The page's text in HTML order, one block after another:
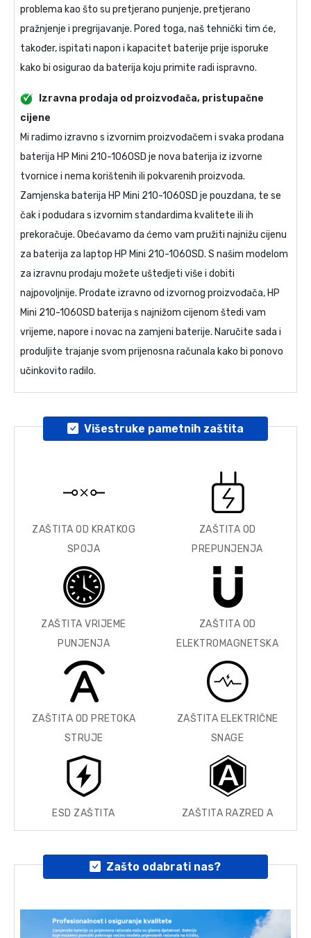
problema kao što su pretjerano punjenje, pretjerano
pražnjenje i pregrijavanje. Pored toga, naš tehnički tim će,
također, ispitati napon i kapacitet baterije prije isporuke
kako bi osigurao da baterija koju primite radi ispravno.
Izravna prodaja od proizvođača, pristupačne
cijene
Mi radimo izravno s izvornim proizvođačem i svaka prodana
baterija HP Mini 210-1060SD je nova baterija iz izvorne
tvornice i nema korištenih ili pokvarenih proizvoda.
Zamjenska baterija HP Mini 210-1060SD je pouzdana, te se
čak i podudara s izvornim standardima kvalitete ili ih
prekoračuje. Obećavamo da ćemo vam pružiti najnižu cijenu
za baterija za laptop HP Mini 210-1060SD. S našim modelom
za izravnu prodaju možete uštedjeti više i dobiti
najpovoljnije. Prodate izravno od izvornog proizvođača, HP
Mini 210-1060SD baterija s najnižom cijenom štedi vam
vrijeme, napore i novac na zamjeni baterije. Naručite sada i
produljite trajanje svom prijenosna računala kako bi ponovo
učinkovito radilo.
Višestruke pametnih zaštita
ZAŠTITA OD KRATKOG
SPOJA
ZAŠTITA OD
PREPUNJENJA
ZAŠTITA VRIJEME
PUNJENJA
ZAŠTITA OD
ELEKTROMAGNETSKA
ZAŠTITA OD PRETOKA
STRUJE
ZAŠTITA ELEKTRIČNE
SNAGE
ESD ZAŠTITA ZAŠTITA RAZRED A
Zašto odabrati nas?